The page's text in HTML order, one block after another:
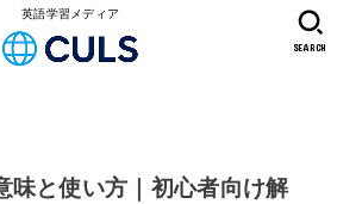
英語学習メディア
SEARCH
味と使い方｜初心者向け解